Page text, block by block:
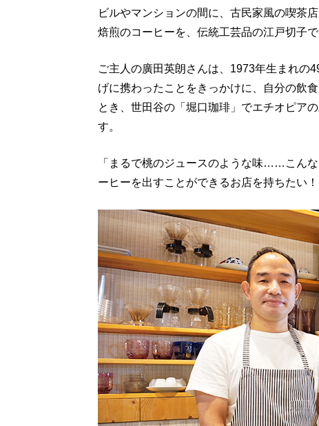
ビルやマンションの間に、古民家風の喫茶
焙煎のコーヒーを、伝統工芸品の江戸切子
ご主人の廣田英朗さんは、1973年生まれの
げに携わったことをきっかけに、自分の飲
とき、世田谷の「堀口珈琲」でエチオピア
す。
「まるで桃のジュースのような味……こん
ーヒーを出すことができるお店を持ちたい！